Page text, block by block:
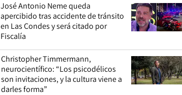
José Antonio Neme queda
apercibido tras accidente de tránsito
en Las Condes y será citado por
Fiscalía
Christopher Timmermann,
neurocientífico: “Los psicodélicos
son invitaciones, y la cultura viene a
darles forma”